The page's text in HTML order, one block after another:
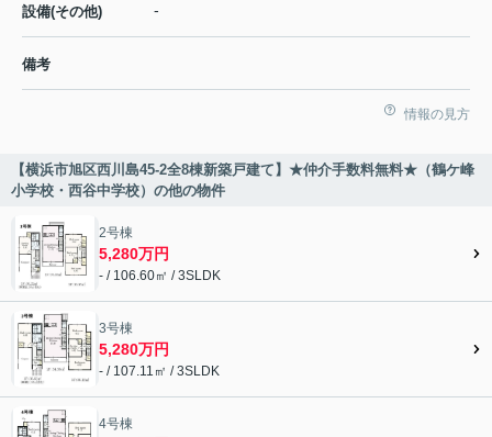
設備(その他) -
備考
情報の見方
【横浜市旭区西川島45-2全8棟新築戸建て】★仲介手数料無料★（鶴ケ峰
小学校・西谷中学校）の他の物件
2号棟
5,280万円
- / 106.60㎡ / 3SLDK
3号棟
5,280万円
- / 107.11㎡ / 3SLDK
4号棟